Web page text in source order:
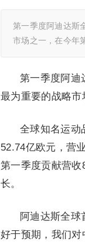
第一季度阿迪达斯
市场之一，在今年
第一季度阿迪
最为重要的战略市
全球知名运动
52.74亿欧元，营
第一季度贡献营
长。
阿迪达斯全球
好于预期，我们对